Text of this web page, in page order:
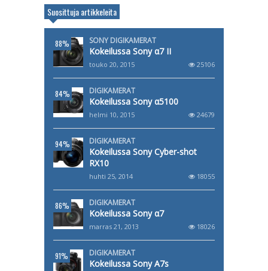
Suosittuja artikkeleita
88% SONY DIGIKAMERAT
Kokeilussa Sony α7 II
touko 20, 2015 25106
84% DIGIKAMERAT
Kokeilussa Sony α5100
helmi 10, 2015 24679
94% DIGIKAMERAT
Kokeilussa Sony Cyber-shot
RX10
huhti 25, 2014 18055
86% DIGIKAMERAT
Kokeilussa Sony α7
marras 21, 2013 18026
91% DIGIKAMERAT
Kokeilussa Sony A7s